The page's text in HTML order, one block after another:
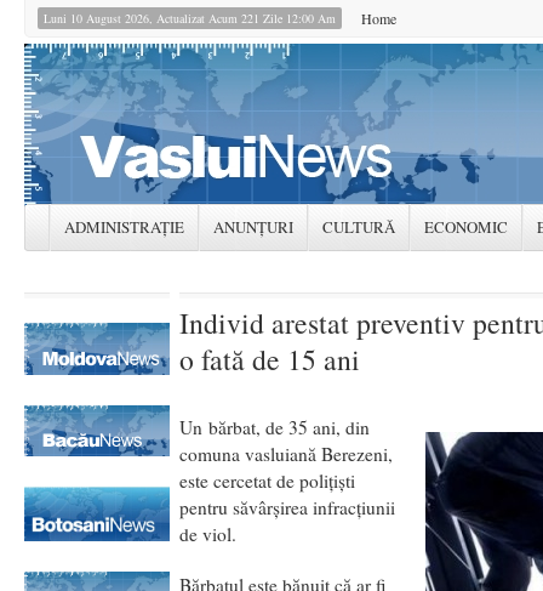
Luni 10 August 2026, Actualizat Acum 221 Zile 12:00 Am Home
ADMINISTRAȚIE ANUNȚURI CULTURĂ ECONOMIC
Individ arestat preventiv
o fată de 15 ani
Un bărbat, de 35 ani, din
comuna vasluiană Berezeni,
este cercetat de polițiști
pentru săvârșirea infracțiunii
de viol.
Bărbatul este bănuit că ar fi